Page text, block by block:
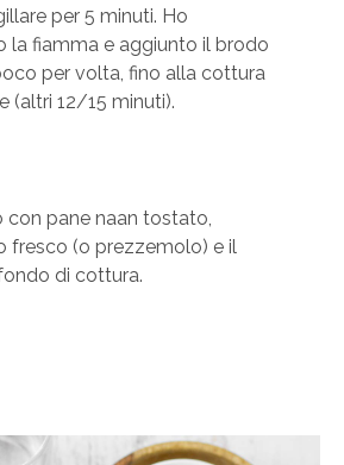
per 5 minuti. Ho
la fiamma e aggiunto il brodo
per volta, fino alla cottura
(altri 12/15 minuti).
con pane naan tostato,
fresco (o prezzemolo) e il
di cottura.